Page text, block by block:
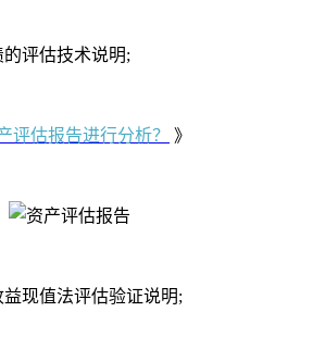
评估技术说明;
评估报告进行分析？ 》
现值法评估验证说明;